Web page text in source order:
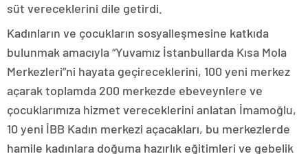
süt vereceklerini dile getirdi.
Kadınların ve çocukların sosyalleşmesine katkıda
bulunmak amacıyla “Yuvamız İstanbullarda Kısa Mola
Merkezleri”ni hayata geçireceklerini, 100 yeni merkez
açarak toplamda 200 merkezde ebeveynlere ve
çocuklarımıza hizmet vereceklerini anlatan İmamoğlu,
10 yeni İBB Kadın merkezi açacakları, bu merkezlerde
hamile kadınlara doğuma hazırlık eğitimleri ve gebelik